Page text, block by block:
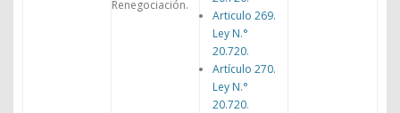
Renegociación.
Articulo 269.
Ley N.°
20.720.
Artículo 270.
Ley N.°
20.720.